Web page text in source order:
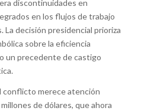
discontinuidades en
en los flujos de trabajo
La decisión presidencial prioriza
sobre la eficiencia
un precedente de castigo
conflicto merece atención
de dólares, que ahora